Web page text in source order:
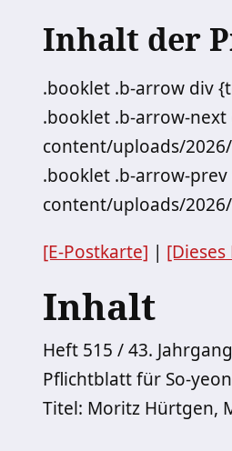
Inhalt der
.booklet .b-arrow div
.booklet .b-arrow-
content/uploads/
.booklet .b-arrow-
content/uploads/
[E-Postkarte] |
Inhalt
Heft 515 / 43. Jahrgang
Pflichtblatt für So-
Titel: Moritz Hürtgen,